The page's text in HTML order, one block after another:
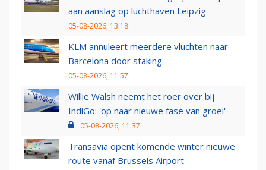
aan aanslag op luchthaven Leipzig
05-08-2026, 13:18
KLM annuleert meerdere vluchten naar
Barcelona door staking
05-08-2026, 11:57
Willie Walsh neemt het roer over bij
IndiGo: 'op naar nieuwe fase van groei'
05-08-2026, 11:37
Transavia opent komende winter nieuwe
route vanaf Brussels Airport